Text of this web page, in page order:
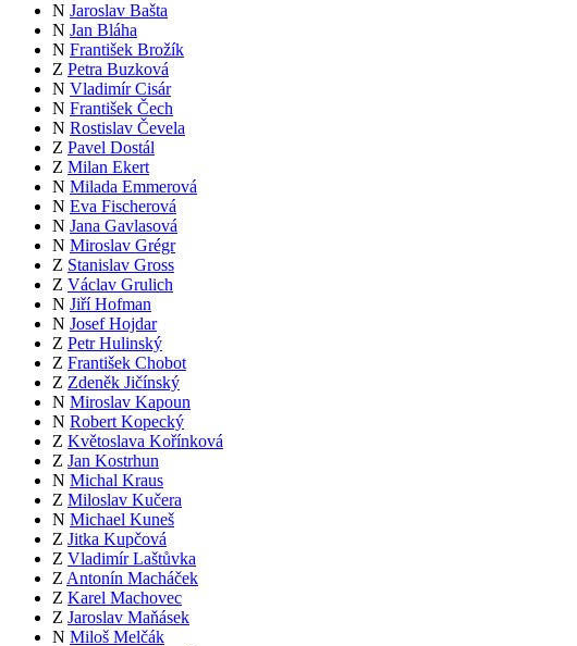
N Jaroslav Bašta
N Jan Bláha
N František Brožík
Z Petra Buzková
N Vladimír Cisár
N František Čech
N Rostislav Čevela
Z Pavel Dostál
Z Milan Ekert
N Milada Emmerová
N Eva Fischerová
N Jana Gavlasová
N Miroslav Grégr
Z Stanislav Gross
Z Václav Grulich
N Jiří Hofman
N Josef Hojdar
Z Petr Hulinský
Z František Chobot
Z Zdeněk Jičínský
N Miroslav Kapoun
N Robert Kopecký
Z Květoslava Kořínková
Z Jan Kostrhun
N Michal Kraus
Z Miloslav Kučera
N Michael Kuneš
Z Jitka Kupčová
Z Vladimír Laštůvka
Z Antonín Macháček
Z Karel Machovec
Z Jaroslav Maňásek
N Miloš Melčák